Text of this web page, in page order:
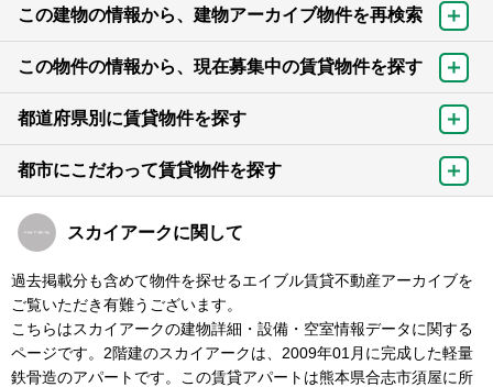
この建物の情報から、建物アーカイブ物件を再検索
この物件の情報から、現在募集中の賃貸物件を探す
都道府県別に賃貸物件を探す
都市にこだわって賃貸物件を探す
スカイアークに関して
過去掲載分も含めて物件を探せるエイブル賃貸不動産アーカイブを
ご覧いただき有難うございます。
こちらはスカイアークの建物詳細・設備・空室情報データに関する
ページです。2階建のスカイアークは、2009年01月に完成した軽量
鉄骨造のアパートです。この賃貸アパートは熊本県合志市須屋に所